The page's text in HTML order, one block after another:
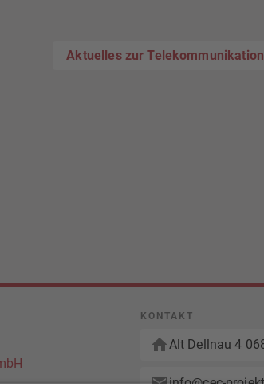
Aktuelles zur Telekommunikation
KONTAKT